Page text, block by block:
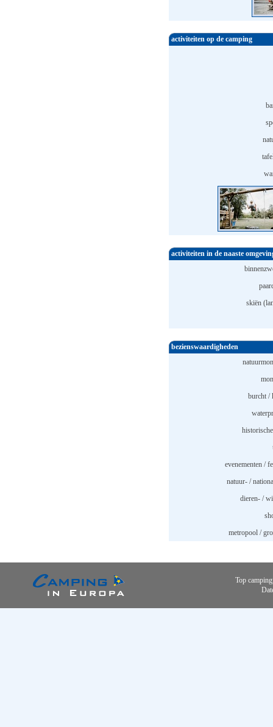
activiteiten op de camping
activiteiten in de naaste
skiën
bezienswaardigheden
burcht /
evenementen /
natuur- /
dieren- /
metropool /
Top